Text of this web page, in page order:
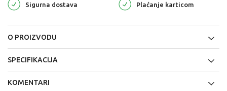
Sigurna dostava Plaćanje karticom
O PROIZVODU
SPECIFIKACIJA
KOMENTARI